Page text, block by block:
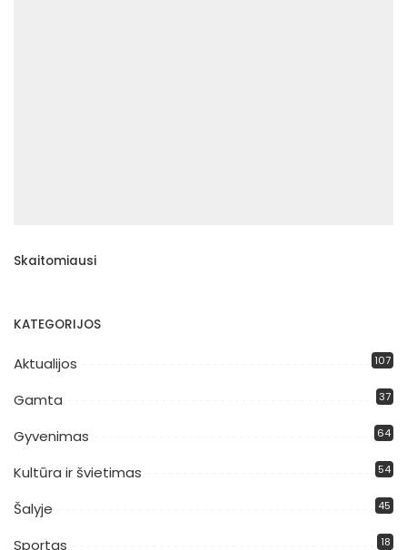
Skaitomiausi
KATEGORIJOS
Aktualijos 107
Gamta 37
Gyvenimas 64
Kultūra ir švietimas 54
Šalyje 45
Sportas 18